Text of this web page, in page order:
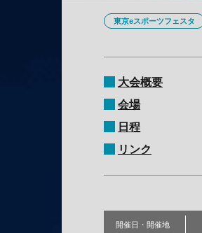
東京eスポーツフェスタ
大会概要
会場
日程
リンク
開催日・ 開催地